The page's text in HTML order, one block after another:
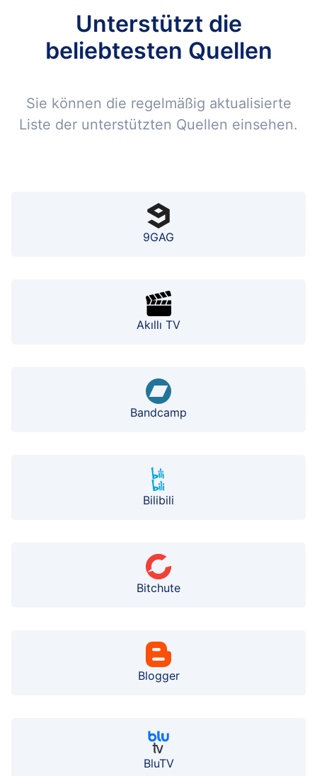
Unterstützt die
beliebtesten Quellen
Sie können die regelmäßig aktualisierte
Liste der unterstützten Quellen einsehen.
9GAG
Akıllı TV
Bandcamp
Bilibili
Bitchute
Blogger
BluTV